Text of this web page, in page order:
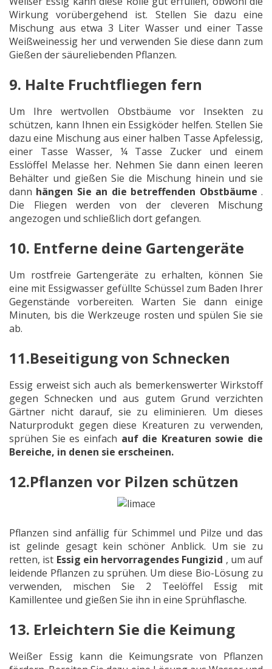
Wirkung vorübergehend ist. Stellen Sie dazu eine
Mischung aus etwa 3 Liter Wasser und einer Tasse
Weißweinessig her und verwenden Sie diese dann zum
Gießen der säureliebenden Pflanzen.
9. Halte Fruchtfliegen fern
Um Ihre wertvollen Obstbäume vor Insekten zu
schützen, kann Ihnen ein Essigköder helfen. Stellen Sie
dazu eine Mischung aus einer halben Tasse Apfelessig,
einer Tasse Wasser, ¼ Tasse Zucker und einem
Esslöffel Melasse her. Nehmen Sie dann einen leeren
Behälter und gießen Sie die Mischung hinein und sie
dann hängen Sie an die betreffenden Obstbäume.
Die Fliegen werden von der cleveren Mischung
angezogen und schließlich dort gefangen.
10. Entferne deine Gartengeräte
Um rostfreie Gartengeräte zu erhalten, können Sie
eine mit Essigwasser gefüllte Schüssel zum Baden Ihrer
Gegenstände vorbereiten. Warten Sie dann einige
Minuten, bis die Werkzeuge rosten und spülen Sie sie
ab.
11.Beseitigung von Schnecken
Essig erweist sich auch als bemerkenswerter Wirkstoff
gegen Schnecken und aus gutem Grund verzichten
Gärtner nicht darauf, sie zu eliminieren. Um dieses
Naturprodukt gegen diese Kreaturen zu verwenden,
sprühen Sie es einfach auf die Kreaturen sowie die
Bereiche, in denen sie erscheinen.
12.Pflanzen vor Pilzen schützen
Pflanzen sind anfällig für Schimmel und Pilze und das
ist gelinde gesagt kein schöner Anblick. Um sie zu
retten, ist Essig ein hervorragendes Fungizid , um auf
leidende Pflanzen zu sprühen. Um diese Bio-Lösung zu
verwenden, mischen Sie 2 Teelöffel Essig mit
Kamillentee und gießen Sie ihn in eine Sprühflasche.
13. Erleichtern Sie die Keimung
Weißer Essig kann die Keimungsrate von Pflanzen